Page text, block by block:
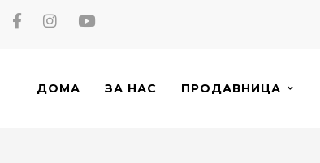
ДОМА ЗА НАС ПРОДАВНИЦА